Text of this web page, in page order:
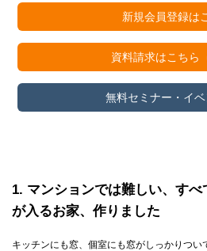
新規会員登録は
資料請求はこちら
無料セミナー・ イ
1 マンションでは難しい、す
が入るお家、作りました
キッチンにも窓、個室にも窓がしっかりつい